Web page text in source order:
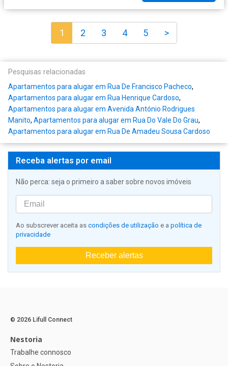
1 2 3 4 5 >
Pesquisas relacionadas
Apartamentos para alugar em Rua De Francisco Pacheco,
Apartamentos para alugar em Rua Henrique Cardoso,
Apartamentos para alugar em Avenida António Rodrigues
Manito, Apartamentos para alugar em Rua Do Vale Do Grau,
Apartamentos para alugar em Rua De Amadeu Sousa Cardoso
Receba alertas por email
Não perca: seja o primeiro a saber sobre novos imóveis
Ao subscrever aceita as condições de utilização e a política de
privacidade
Receber alertas
© 2026 Lifull Connect
Nestoria
Trabalhe connosco